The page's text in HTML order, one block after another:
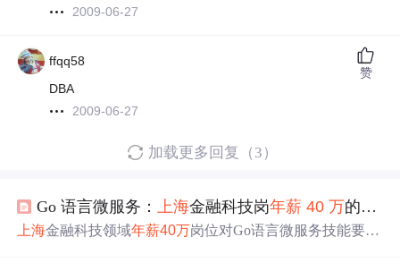
2009-06-27
ffqq58
DBA
2009-06-27
赞
加载更多回复（3）
Go 语言微服务： 上海金融科技岗年薪 40 万的核心技能
上海金融科技领域年薪40万岗位对Go语言微服务技能要求